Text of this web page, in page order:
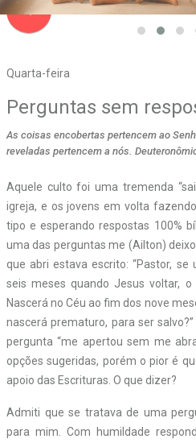
Quarta-feira
navigate_before
Perguntas sem
As coisas encobertas pertencem ao
reveladas pertencem a nós.
Aquele culto foi uma tremenda
igreja, e os jovens em volta
tipo e esperando respostas 100%
uma das perguntas me (Ailton)
que abri estava escrito: “Pastor,
seis meses quando Jesus voltar,
Nascerá no Céu ao fim dos nove
nascerá prematuro, para ser
pergunta “me apertou sem me
opções sugeridas, porém o pior é
apoio das Escrituras. O que dizer?
Admiti que se tratava de uma
para mim. Com humildade